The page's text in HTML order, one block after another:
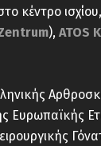
κέντρο
), ATOS
Ευρωπαϊκής